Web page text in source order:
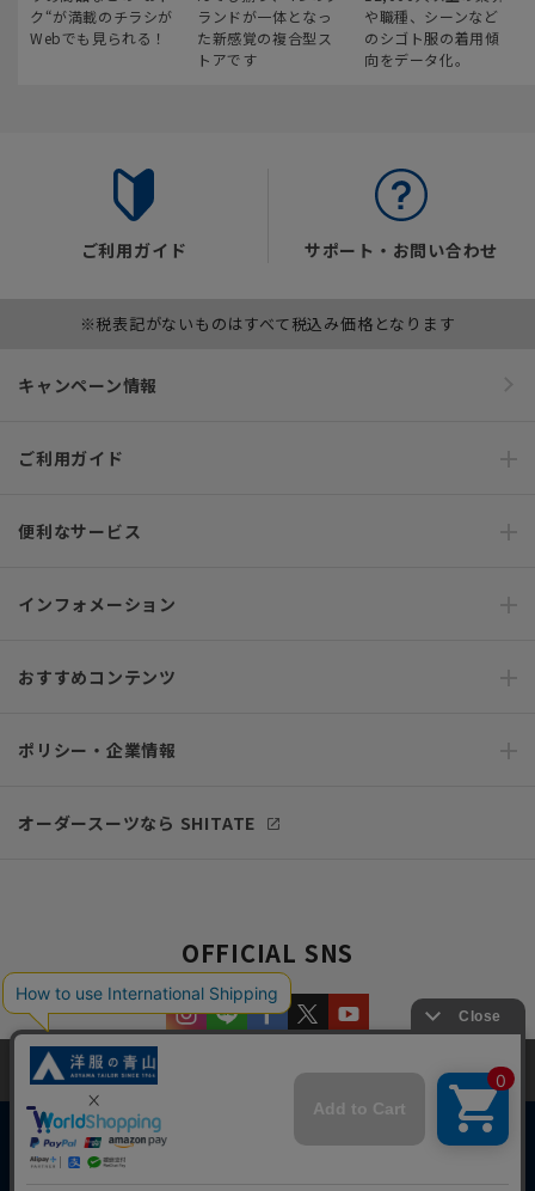
ク“が満載のチラシが
Webでも見られる！
ランドが一体となっ
た新感覚の複合型ス
トアです
や職種、シーンなど
のシゴト服の着用傾
向をデータ化。
ご利用ガイド サポート・お問い合わせ
※税表記がないものはすべて税込み価格となります
キャンペーン情報
ご利用ガイド
便利なサービス
インフォメーション
おすすめコンテンツ
ポリシー・企業情報
オーダースーツなら SHITATE
OFFICIAL SNS
当サイトでは、快適な閲覧体験とコンテンツ改善のためにCookieを使用
しています。閲覧を続けることで、Cookieの使用に同意したものとみな
します。詳細については